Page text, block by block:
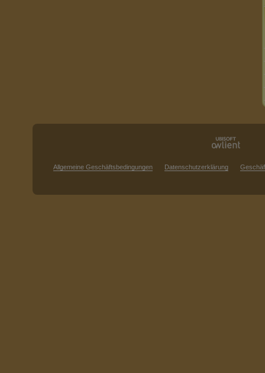
Allgemeine Geschäftsbedingungen Datenschutzerklärung